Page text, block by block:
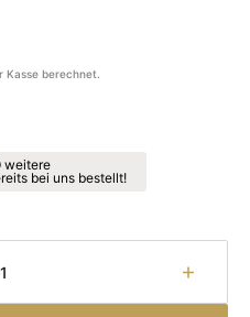
Kasse berechnet.
weitere
bei uns bestellt!
Menge
für